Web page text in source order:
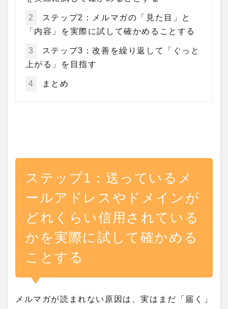
2
ステップ2：メルマガの「見た目」と
「内容」を実際に試して確かめることする
3
ステップ3：改善を繰り返して「ぐっと
上がる」を目指す
4 まとめ
ステップ1：送っているメ
ールアドレスやドメインが
どれくらい信用されている
かを実際に試して確かめる
ことする
メルマガが読まれない原因は、実はまだ「届く」